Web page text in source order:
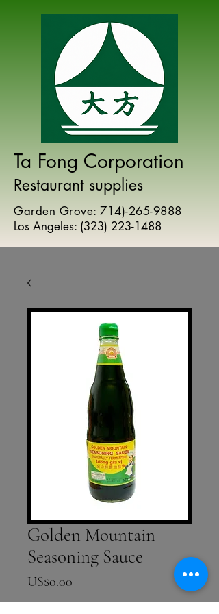
Ta Fong Corporation
Restaurant supplies
Garden Grove:714)-265-9888
Los Angeles: (323) 223-1488
Golden Mountain
Seasoning Sauce
US$0.00